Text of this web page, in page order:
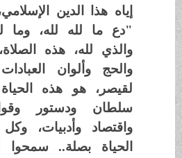
إياه هذا الدين
"دع ما لله لله، وما
والذي لله، هذه الصلاة،
والحج وألوان العبادات
لقيصر، هو هذه الحياة
سلطان ودستور
واقتصاد وأدبيات،
الحياة بصلة.. سمحوا